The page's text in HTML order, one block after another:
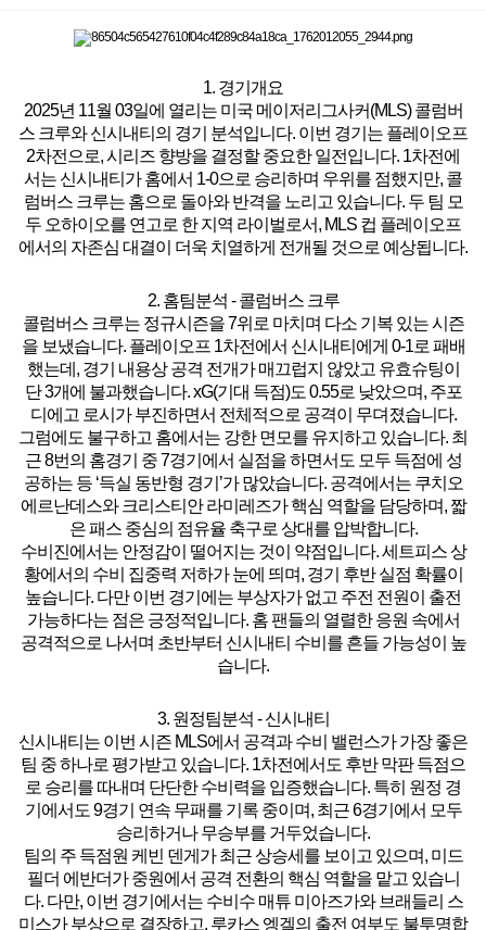
1. 경기개요
2025년 11월 03일에 열리는 미국 메이저리그사커(MLS) 콜럼버
스 크루와 신시내티의 경기 분석입니다. 이번 경기는 플레이오프
2차전으로, 시리즈 향방을 결정할 중요한 일전입니다. 1차전에
서는 신시내티가 홈에서 1-0으로 승리하며 우위를 점했지만, 콜
럼버스 크루는 홈으로 돌아와 반격을 노리고 있습니다. 두 팀 모
두 오하이오를 연고로 한 지역 라이벌로서, MLS 컵 플레이오프
에서의 자존심 대결이 더욱 치열하게 전개될 것으로 예상됩니다.
2. 홈팀분석 - 콜럼버스 크루
콜럼버스 크루는 정규시즌을 7위로 마치며 다소 기복 있는 시즌
을 보냈습니다. 플레이오프 1차전에서 신시내티에게 0-1로 패배
했는데, 경기 내용상 공격 전개가 매끄럽지 않았고 유효슈팅이
단 3개에 불과했습니다.xG(기대 득점)도 0.55로 낮았으며, 주포
디에고 로시가 부진하면서 전체적으로 공격이 무뎌졌습니다.
그럼에도 불구하고 홈에서는 강한 면모를 유지하고 있습니다. 최
근 8번의 홈경기 중 7경기에서 실점을 하면서도 모두 득점에 성
공하는 등 ‘득실 동반형 경기’가 많았습니다.공격에서는 쿠치오
에르난데스와 크리스티안 라미레즈가 핵심 역할을 담당하며, 짧
은 패스 중심의 점유율 축구로 상대를 압박합니다.
수비진에서는 안정감이 떨어지는 것이 약점입니다. 세트피스 상
황에서의 수비 집중력 저하가 눈에 띄며, 경기 후반 실점 확률이
높습니다. 다만 이번 경기에는 부상자가 없고 주전 전원이 출전
가능하다는 점은 긍정적입니다. 홈 팬들의 열렬한 응원 속에서
공격적으로 나서며 초반부터 신시내티 수비를 흔들 가능성이 높
습니다.
3. 원정팀분석 - 신시내티
신시내티는 이번 시즌 MLS에서 공격과 수비 밸런스가 가장 좋은
팀 중 하나로 평가받고 있습니다. 1차전에서도 후반 막판 득점으
로 승리를 따내며 단단한 수비력을 입증했습니다. 특히 원정 경
기에서도 9경기 연속 무패를 기록 중이며, 최근 6경기에서 모두
승리하거나 무승부를 거두었습니다.
팀의 주 득점원 케빈 덴게가 최근 상승세를 보이고 있으며, 미드
필더 에반더가 중원에서 공격 전환의 핵심 역할을 맡고 있습니
다. 다만, 이번 경기에서는 수비수 매튜 미아즈가와 브래들리 스
미스가 부상으로 결장하고, 루카스 엥겔의 출전 여부도 불투명합